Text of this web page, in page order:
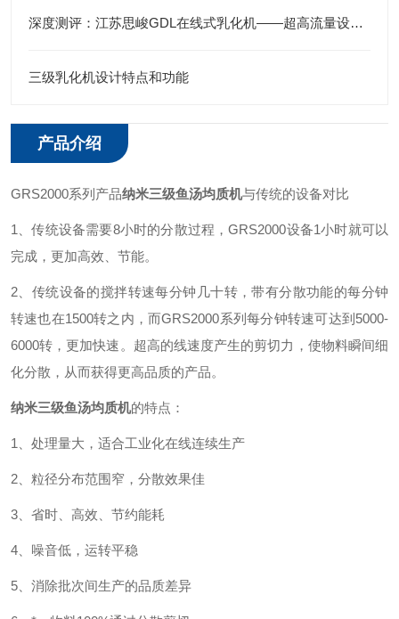
深度测评：江苏思峻GDL在线式乳化机——超高流量设计，管线沉淀的“终结者”
三级乳化机设计特点和功能
产品介绍
GRS2000系列产品纳米三级鱼汤均质机与传统的设备对比
1 、传统设备需要8小时的分散过程，GRS2000设备1小时就可以
完成，更加高效、节能。
2 、传统设备的搅拌转速每分钟几十转，带有分散功能的每分钟
转速也在1500转之内，而GRS2000系列每分钟转速可达到 5000-
6000转，更加快速。超高的线速度产生的剪切力，使物料瞬间细
化分散，从而获得更高品质的产品。
纳米三级鱼汤均质机的特点：
1 、处理量大，适合工业化在线连续生产
2 、粒径分布范围窄，分散效果佳
3 、省时、高效、节约能耗
4 、噪音低，运转平稳
5 、消除批次间生产的品质差异